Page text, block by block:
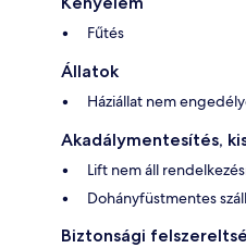
Fűtés
Állatok
Háziállat nem
Akadálymentesítés,
Lift nem áll
Dohányfüstmentes
Biztonsági